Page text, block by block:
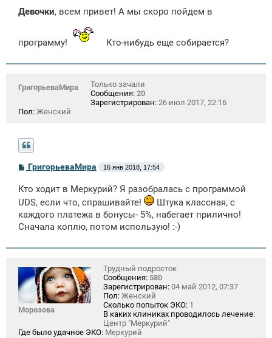
б
н
и
Девочки, всем привет! А мы скоро пойдем в
программу! Кто-нибудь еще собирается?
ГригорьеваМира
Только зачали
Сообщения: 20
Зарегистрирован: 26 июл 2017, 22:16
Пол: Женский
С
б
щ
е
н
и
ГригорьеваМира 16 янв 2018, 17:54
Кто ходит в Меркурий? Я разобралась с программой
UDS, если что, спрашивайте!
Штука классная, с
каждого платежа в бонусы- 5%, набегает прилично!
Сначала коплю, потом использую! :-)
Морозова
Трудный подросток
Сообщения: 580
Зарегистрирован: 04 май 2012, 07:37
Пол: Женский
Сколько попыток ЭКО: 1
В каких клиниках проводилось лечение:
Центр "Меркурий"
Где было удачное ЭКО: Меркурий